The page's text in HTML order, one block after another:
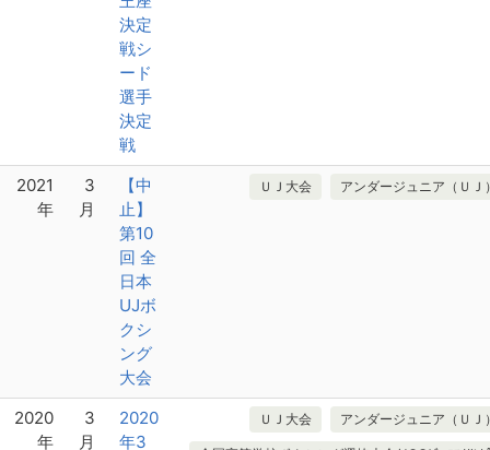
決定
戦シ
ード
選手
決定
戦
2021
年
3
月
【中
止】
第10
回 全
日本
UJボ
クシ
ング
大会
ＵＪ大会 アンダージュニア（ＵＪ
2020
年
3
月
2020
年3
ＵＪ大会 アンダージュニア（ＵＪ